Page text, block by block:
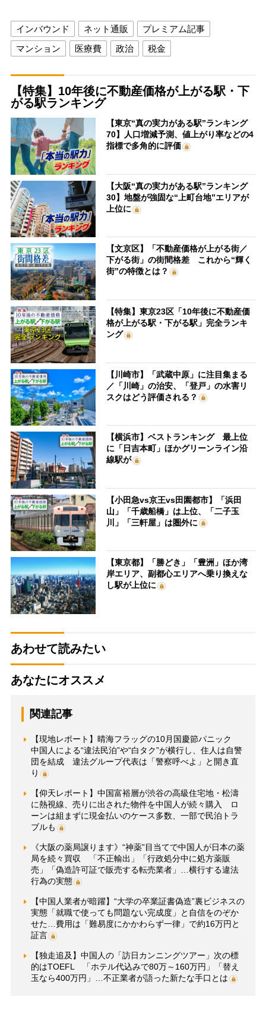
インバウンド ネット通販
プレミアム記事
マンション
医療費 政治 税金
【特集】10年後に不動産価格が上がる駅・下
がる駅ランキング
【東京“真の実力がある駅”ランキング
70】人口増減予測、値上がり率などの4
指標で多角的に評価
【大阪“真の実力がある駅”ランキング
30】地盤が強固な“上町台地”エリアが
上位に
【文京区】「不動産価格が上がる街／
下がる街」の街間格差 これから“輝く
街”の特徴とは？
【特集】東京23区「10年後に不動産価
格が上がる駅・下がる駅」完全ランキ
ング
【川崎市】「武蔵中原」に注目集まる
／「川崎」の治安、「登戸」の水害リ
スクはどう評価される？
【横浜市】ベストランキング 最上位
に「日吉本町」ほかグリーンライン沿
線駅が
【小田急vs京王vs田園都市】「浜田
山」「千歳船橋」は上位、「二子玉
川」「三軒屋」は圏外に
【東京都】「勝どき」「豊洲」ほか湾
岸エリア、副都心エリアへ乗り換えな
し駅が上位に
あわせて読みたい
あなたにオススメ
関連記事
【現地レポート】晴海フラッグの10月国慶節パニック
中国人による“違法民泊”や“白タク”が横行し、住人は自警
団を結成 違法グループ代表は「警察呼べよ」と開き直
り
【仰天レポート】中国富裕層が渋谷の高級住宅地・松濤
に熱視線、売りに出された物件を中国人が続々購入 ロ
ーンは組まずに現金払いのケース多数、一部で民泊トラ
ブルも
《大阪の薬局譲ります》“神薬”目当てで中国人が日本の薬
局を続々買収 「不正輸出」「行政処分中に処方薬販
売」「偽造許可証で販売する転売業者」…横行する違法
行為の実態
【中国人業者が暗躍】“大学の卒業証書偽造”裏ビジネスの
実態「就職で使っても問題ない完成度」と自信をのぞか
せた…費用は「難易度にかかわらず一律」で約16万円と
証言
【独走追及】中国人の「訪日カンニングツアー」次の標
的はTOEFL 「ホテル代込みで80万～160万円」「替え
玉なら400万円」…不正業者が語った新たな手口とは